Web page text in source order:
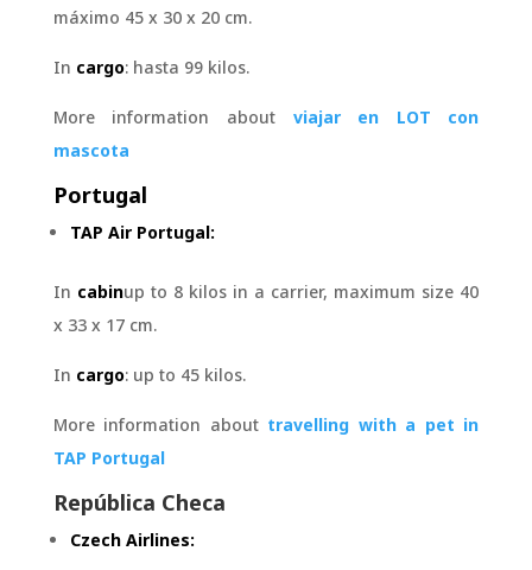
máximo 45 x 30 x 20 cm.
In cargo: hasta 99 kilos.
More information about viajar en LOT con
mascota
Portugal
TAP Air Portugal:
In cabinup to 8 kilos in a carrier, maximum size 40
x 33 x 17 cm.
In cargo: up to 45 kilos.
More information about travelling with a pet in
TAP Portugal
República Checa
Czech Airlines: